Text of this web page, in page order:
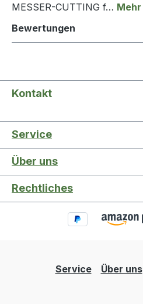
MESSER-CUTTING f… Mehr
Bewertungen
Kontakt
Service
Über uns
Rechtliches
Service Über uns